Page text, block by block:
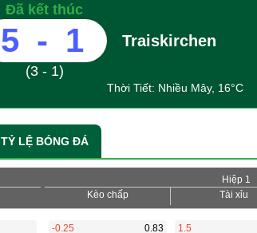
Đã kết thúc
5 - 1
(3 - 1)
Traiskirchen
Thời Tiết: Nhiều Mây, 16°C
TỶ LỆ BÓNG ĐÁ
Hiệp 1
Kèo chấp
Tài xỉu
-0.25
0.83
1.5